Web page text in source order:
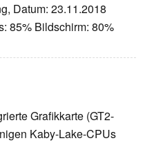
Datum: 23.11.2018
85% Bildschirm: 80%
Grafikkarte (GT2-
Kaby-Lake-CPUs